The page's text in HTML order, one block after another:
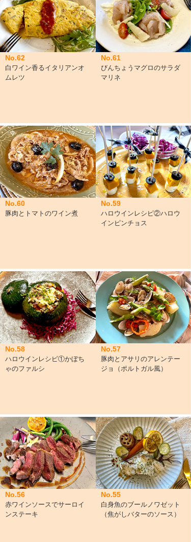
No.62
白ワイン香るイタリアンオ
ムレツ
No.61
びんちょうマグロのサラダ
マリネ
No.60
豚肉とトマトのワイン煮
No.59
ハロウインレシピ②ハロウ
インピンチョス
No.58
ハロウインレシピ①かぼち
ゃのファルシ
No.57
豚肉とアサリのアレンテー
ジョ（ポルトガル風）
No.56
赤ワインソースでサーロイ
ンステーキ
No.55
白身魚のブールノワゼット
（焦がしバターのソース）